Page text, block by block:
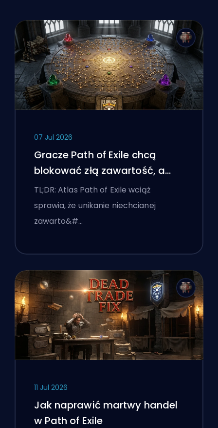
07 Jul 2026
Gracze Path of Exile chcą
blokować złą zawartość, a
interfejs wciąż im przeszkadza
TL;DR: Atlas Path of Exile wciąż
sprawia, że unikanie niechcianej
zawarto&#…
11 Jul 2026
Jak naprawić martwy handel
w Path of Exile